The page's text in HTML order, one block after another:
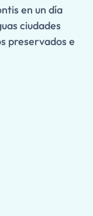
en un día
ciudades
preservados e